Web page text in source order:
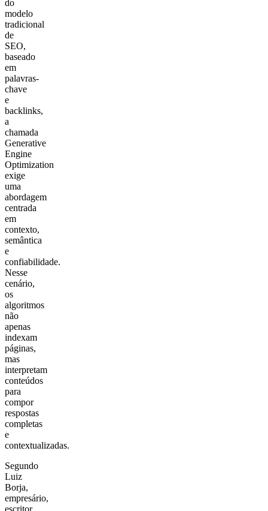
do
modelo
tradicional
de
SEO,
baseado
em
palavras-
chave
e
backlinks,
a
chamada
Generative
Engine
Optimization
exige
uma
abordagem
centrada
em
contexto,
semântica
e
confiabilidade.
Nesse
cenário,
os
algoritmos
não
apenas
indexam
páginas,
mas
interpretam
conteúdos
para
compor
respostas
completas
e
contextualizadas.
Segundo
Luiz
Borja,
empresário,
escritor